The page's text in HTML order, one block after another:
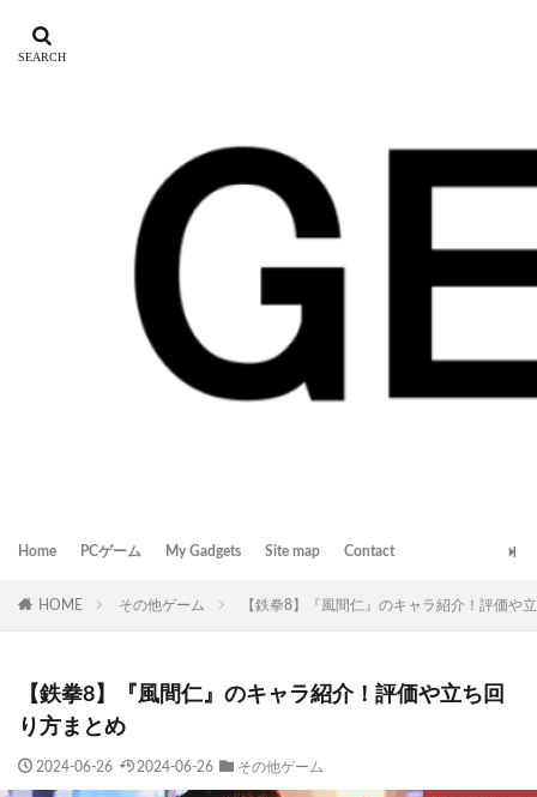
Home PCゲーム My Gadgets Site map Contact
HOME その他ゲーム 【鉄拳8】『風間仁』のキャラ紹介！評価や
【鉄拳8】『風間仁』のキャラ紹介！評価や立ち回
り方まとめ
2024-06-26 2024-06-26 その他ゲーム